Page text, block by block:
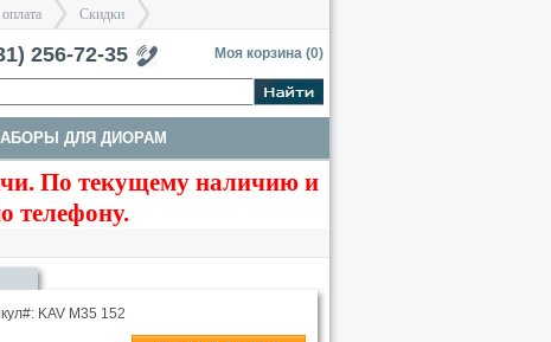
>
Скидки
>
256-72-35 Моя корзина (0)
ДЛЯ ДИОРАМ
ТРАКИ И СТВОЛЫ
По текущему наличию и
телефону.
KAV M35 152